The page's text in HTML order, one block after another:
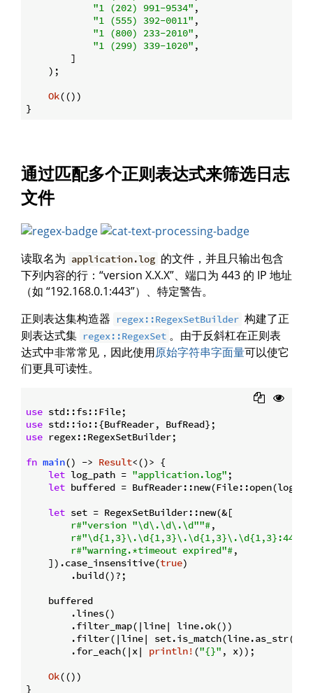
"1 (202) 991-9534" ,
"1 (555) 392-0011" ,
"1 (800) 233-2010" ,
"1 (299) 339-1020" ,
        ]
    );
Ok(())
通过匹配多个正则表达式来筛选日志
文件
读取名为 application.log 的文件，并且只输出包含
下列内容的行：“version X.X.X”、端口为 443 的 IP 地址
（如 “192.168.0.1:443”）、特定警告。
正则表达集构造器
regex::RegexSetBuilder 构建了正
则表达式集 regex::RegexSet 。由于反斜杠在正则表
达式中非常常见，因此使用原始字符串字面量可以使它
们更具可读性。
use
use
use regex::RegexSetBuilder;
fn main() -> Result<()> {
let log_path = "application.log" ;
let buffered =
let set = RegexSetBuilder::new(&[
r#"version "\d\.\d\.\d""#,
r#"\d{1,3}\.\d{1,3}\.\d{1,3}\.\d{1,3}:443"#
r#"warning.*timeout expired"#,
    ]).case_insensitive(
true)
        .build()?;
    buffered
        .lines()
        .filter_map(|line| line.ok())
        .filter(|line| set.is_match(line.as_str()))
        .for_each(|x|
println! ("{}" , x));
Ok(())